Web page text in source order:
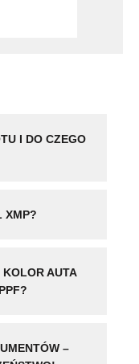
I DO CZEGO
XMP?
AUTA
–